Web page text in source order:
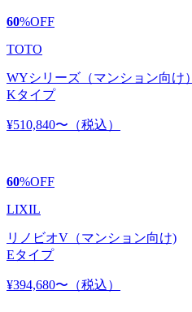
60%OFF
TOTO
WYシリーズ（マンション向け）
Kタイプ
¥510,840〜 （税込）
60%OFF
LIXIL
リノビオV（マンション向け)
Eタイプ
¥394,680〜 （税込）